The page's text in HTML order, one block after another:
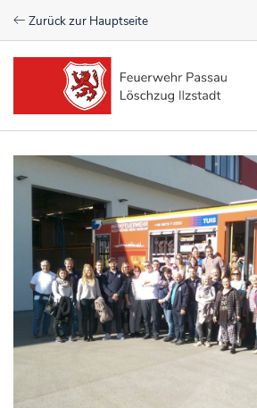
Zurück zur Hauptseite
Einsätze
Newsfeed
Aktive
Verein
Kontakt